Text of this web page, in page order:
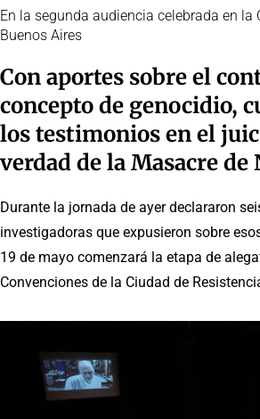
En la segunda audiencia celebrada en la
Buenos Aires
Con aportes sobre el
concepto de genocidio,
los testimonios en el
verdad de la Masacre de
Durante la jornada de ayer declararon
investigadoras que expusieron sobre
19 de mayo comenzará la etapa de
Convenciones de la Ciudad de